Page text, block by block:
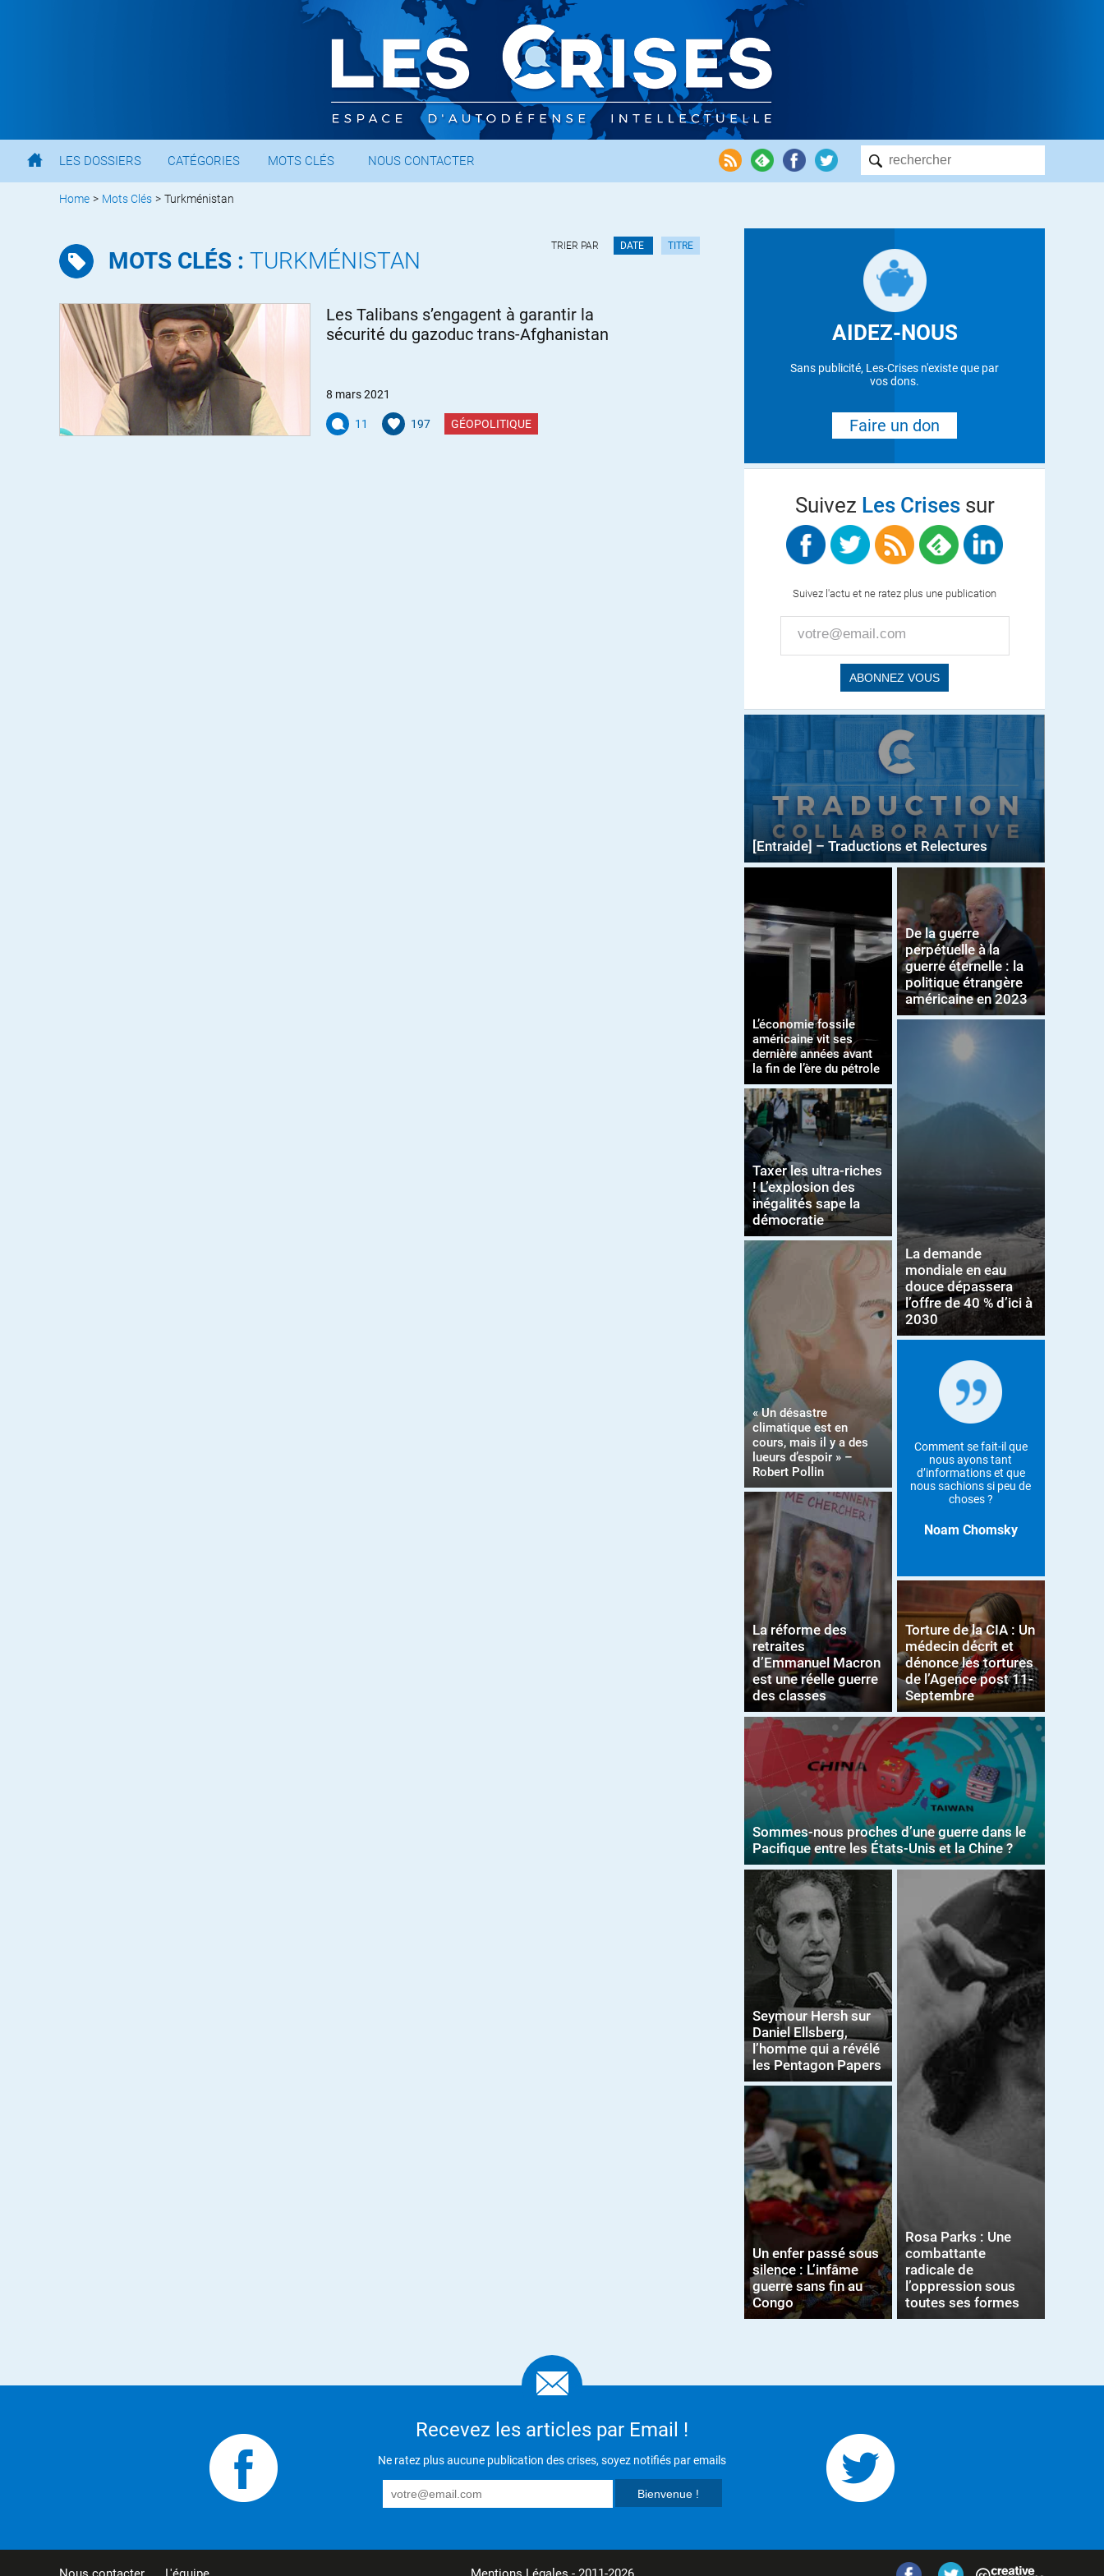
LES DOSSIERS CATÉGORIES MOTS CLÉS NOUS CONTACTER
Home > Mots Clés > Turkménistan
MOTS CLÉS : TURKMÉNISTAN
TRIER PAR DATE TITRE
Les Talibans s’engagent à garantir la
sécurité du gazoduc trans-Afghanistan
8 mars 2021
11 197 GÉOPOLITIQUE
AIDEZ-NOUS
Sans publicité, Les-Crises n'existe que par
vos dons.
Faire un don
Suivez Les Crisessur
Suivez l'actu et ne ratez plus une publication
[Entraide] – Traductions et Relectures
L’économie fossile
américaine vit ses
dernière années avant
la fin de l’ère du pétrole
Taxer les ultra-riches
! L’explosion des
inégalités sape la
démocratie
« Un désastre
climatique est en
cours, mais il y a des
lueurs d’espoir » –
Robert Pollin
La réforme des
retraites
d’Emmanuel Macron
est une réelle guerre
des classes
De la guerre
perpétuelle à la
guerre éternelle : la
politique étrangère
américaine en 2023
La demande
mondiale en eau
douce dépassera
l’offre de 40 % d’ici à
2030
Comment se fait-il que
nous ayons tant
d’informations et que
nous sachions si peu de
choses ?
Noam Chomsky
Torture de la CIA : Un
médecin décrit et
dénonce les tortures
de l’Agence post 11-
Septembre
Sommes-nous proches d’une guerre dans le
Pacifique entre les États-Unis et la Chine ?
Seymour Hersh sur
Daniel Ellsberg,
l’homme qui a révélé
les Pentagon Papers
Un enfer passé sous
silence : L’infâme
guerre sans fin au
Congo
Rosa Parks : Une
combattante
radicale de
l’oppression sous
toutes ses formes
Recevez les articles par Email !
Ne ratez plus aucune publication des crises, soyez notifiés par emails